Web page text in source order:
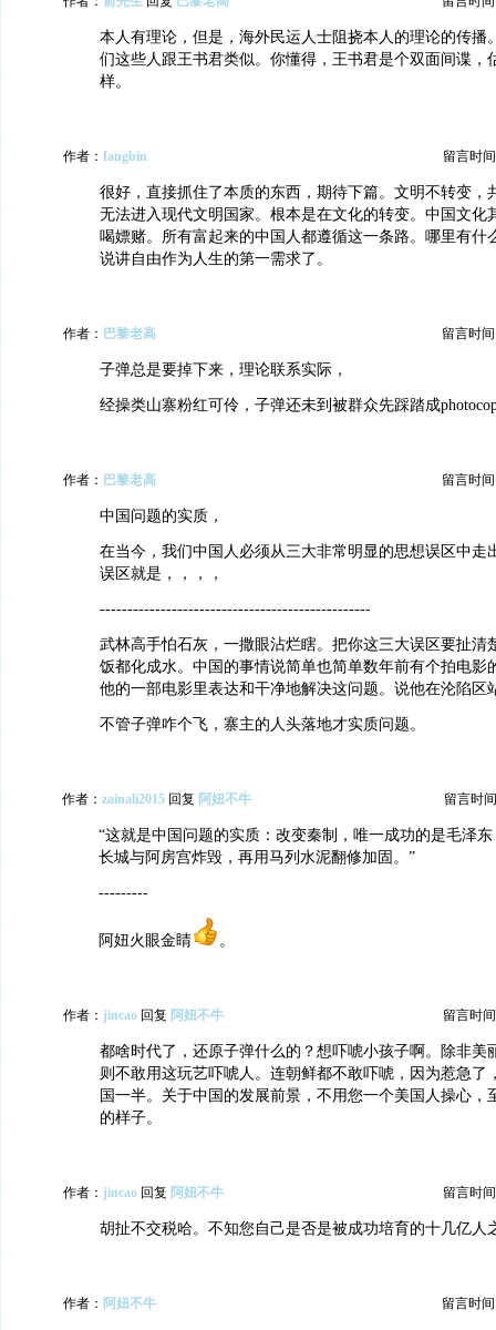
本人有理论，但是，海外民运人士阻挠本人的理论的传播
们这些人跟王书君类似。你懂得，王书君是个双面间谍，
样。
作者： fangbin 留言时
很好，直接抓住了本质的东西，期待下篇。文明不转变，
无法进入现代文明国家。根本是在文化的转变。中国文化
喝嫖赌。所有富起来的中国人都遵循这一条路。哪里有什
说讲自由作为人生的第一需求了。
作者： 巴黎老高 留言时间
子弹总是要掉下来，理论联系实际，
经操类山寨粉红可伶，子弹还未到被群众先踩踏成
作者： 巴黎老高 留言时间
中国问题的实质，
在当今，我们中国人必须从三大非常明显的思想误区中走
误区就是，，，，
-------------------------------------------------
武林高手怕石灰，一撒眼沾烂瞎。把你这三大误区要扯清
饭都化成水。中国的事情说简单也简单数年前有个拍电影
他的一部电影里表达和干净地解决这问题。说他在沦陷区
不管子弹咋个飞，寨主的人头落地才实质问题。
作者： zainali2015 回复 阿妞不牛 留言时
“这就是中国问题的实质：改变秦制，唯一成功的是毛泽
长城与阿房宫炸毁，再用马列水泥翻修加固。”
---------
阿妞火眼金睛 。
作者： jincao 回复 阿妞不牛 留言时
都啥时代了，还原子弹什么的？想吓唬小孩子啊。除非美
则不敢用这玩艺吓唬人。连朝鲜都不敢吓唬，因为惹急了
国一半。关于中国的发展前景，不用您一个美国人操心，
的样子。
作者： jincao 回复 阿妞不牛 留言时
胡扯不交税哈。不知您自己是否是被成功培育的十几亿人
作者： 阿妞不牛 留言时间